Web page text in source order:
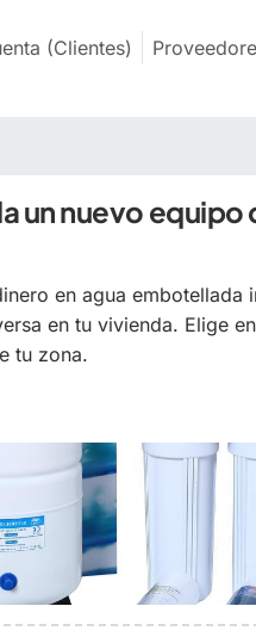
(Clientes)
un nuevo equipo
en agua embotellada
en tu vivienda. Elige
tu zona.